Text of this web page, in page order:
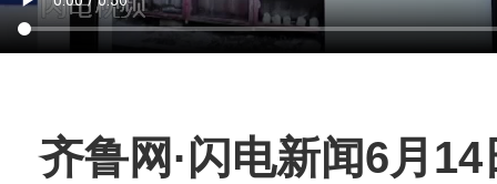
齐鲁网 ·闪电新闻6月14